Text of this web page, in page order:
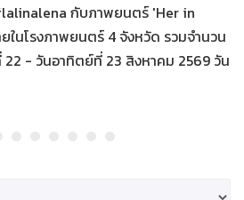
กับภาพยนตร์ 'Her in
ในโรงภาพยนตร์ 4 จังหวัด รวมจำนวน
22 - วันอาทิตย์ที่ 23 สิงหาคม 2569 วัน